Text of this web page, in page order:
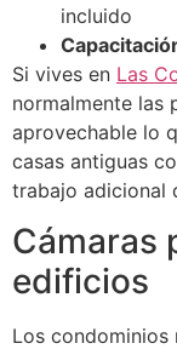
incluido
Si vives en Las
normalmente las
aprovechable lo
casas antiguas
trabajo adicional
Cámaras
edificios
Los condominios